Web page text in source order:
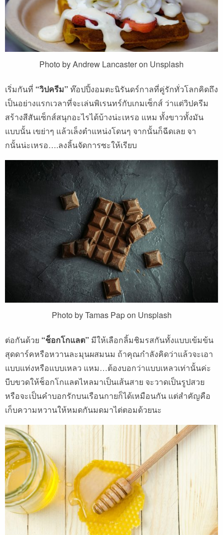
Photo by Andrew Lancaster on Unsplash
เริ่มกันที่ “วิปครีม” ท๊อปปิ้งอมตะนิรันดร์กาลที่คู่รักทั่วโลกคิดถึง
เป็นอย่างแรกเวลาที่จะเล่นพิเรนทร์กับเกมเซ็กส์ ว่าแต่วิปครีม
สร้างสีสันเซ็กส์สนุกอะไรได้บ้างน่ะเหรอ แหม ทั้งขาวทั้งมัน
แบบนั้น เขย่าๆ แล้วเล็งตำแหน่งโดนๆ จากนั้นก็ฉีดเลย จา
กนั้นน่ะเหรอ….ลงลิ้นจัดการซะให้เรียบ
Photo by Tamas Pap on Unsplash
ต่อกันด้วย “ช็อกโกแลต” มีให้เลือกลิ้มชิมรสกันทั้งแบบเข้มข้น
สุดดาร์คหรือหวานละมุนผสมนม ถ้าคุณกำลังคิดว่าแล้วจะเอา
แบบแท่งหรือแบบเหลว แหม…ต้องบอกว่าแบบเหลวเท่านั้นค่ะ
บีบขวดให้ช็อกโกแลตไหลมาเป็นเส้นสาย จะวาดเป็นรูปสวย
หรือจะเป็นคำบอกรักบนเรือนกายก็ได้เหมือนกัน แต่สำคัญคือ
เก็บความหวานให้หมดกันมดมาไต่ตอมด้วยนะ